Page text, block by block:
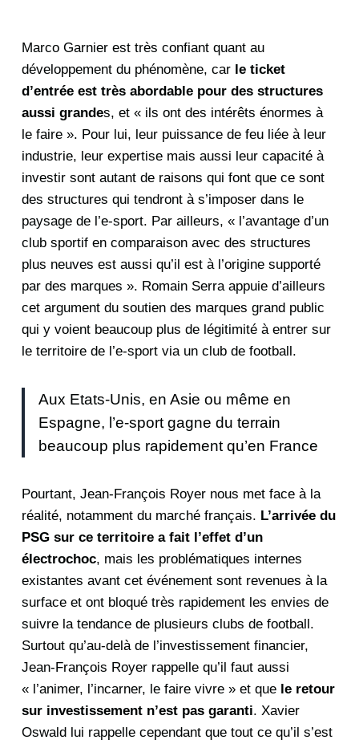
Marco Garnier est très confiant quant au
développement du phénomène, car le ticket
d’entrée est très abordable pour des structures
aussi grandes, et « ils ont des intérêts énormes à
le faire ». Pour lui, leur puissance de feu liée à leur
industrie, leur expertise mais aussi leur capacité à
investir sont autant de raisons qui font que ce sont
des structures qui tendront à s’imposer dans le
paysage de l’e-sport. Par ailleurs, « l’avantage d’un
club sportif en comparaison avec des structures
plus neuves est aussi qu’il est à l’origine supporté
par des marques ». Romain Serra appuie d’ailleurs
cet argument du soutien des marques grand public
qui y voient beaucoup plus de légitimité à entrer sur
le territoire de l’e-sport via un club de football.
Aux Etats-Unis, en Asie ou même en
Espagne, l’e-sport gagne du terrain
beaucoup plus rapidement qu’en France
Pourtant, Jean-François Royer nous met face à la
réalité, notamment du marché français. L’arrivée du
PSG sur ce territoire a fait l’effet d’un
électrochoc, mais les problématiques internes
existantes avant cet événement sont revenues à la
surface et ont bloqué très rapidement les envies de
suivre la tendance de plusieurs clubs de football.
Surtout qu’au-delà de l’investissement financier,
Jean-François Royer rappelle qu’il faut aussi
« l’animer, l’incarner, le faire vivre » et que le retour
sur investissement n’est pas garanti. Xavier
Oswald lui rappelle cependant que tout ce qu’il s’est